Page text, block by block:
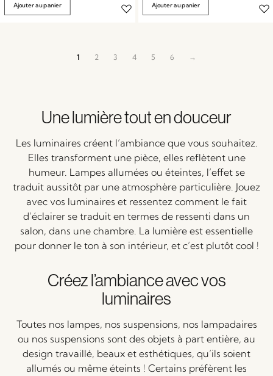
Ajouter au panier Ajouter au panier
1 2 3 4 5 6 →
Une lumière tout en douceur
Les luminaires créent l’ambiance que vous souhaitez.
Elles transforment une pièce, elles reflètent une
humeur. Lampes allumées ou éteintes, l’effet se
traduit aussitôt par une atmosphère particulière. Jouez
avec vos luminaires et ressentez comment le fait
d’éclairer se traduit en termes de ressenti dans un
salon, dans une chambre. La lumière est essentielle
pour donner le ton à son intérieur, et c’est plutôt cool !
Créez l’ambiance avec vos
luminaires
Toutes nos lampes, nos suspensions, nos lampadaires
ou nos suspensions sont des objets à part entière, au
design travaillé, beaux et esthétiques, qu’ils soient
allumés ou même éteints ! Certains préfèrent les